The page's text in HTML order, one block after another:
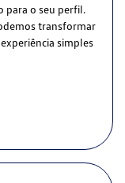
para o seu perfil.
transformar
simples